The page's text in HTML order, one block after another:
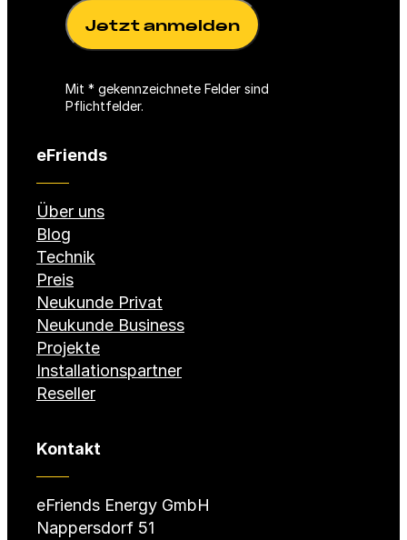
d
h
t
Mit * gekennzeichnete Felder sind
Pflichtfelder.
eFriends
Über uns
Blog
Technik
Preis
Neukunde Privat
Neukunde Business
Projekte
Installationspartner
Reseller
Kontakt
eFriends Energy GmbH
Nappersdorf 51